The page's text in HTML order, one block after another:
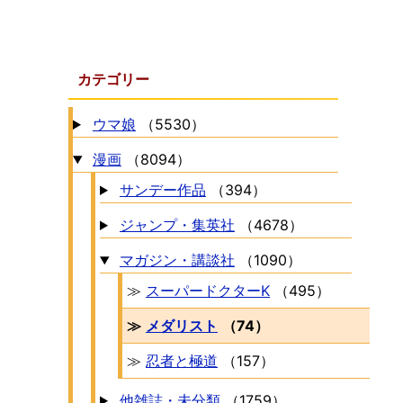
カテゴリー
ウマ娘
（5530）
漫画
（8094）
サンデー作品
（394）
ジャンプ・集英社
（4678）
マガジン・講談社
（1090）
≫ スーパードクターK
（495）
≫ メダリスト
（74）
≫ 忍者と極道 （157）